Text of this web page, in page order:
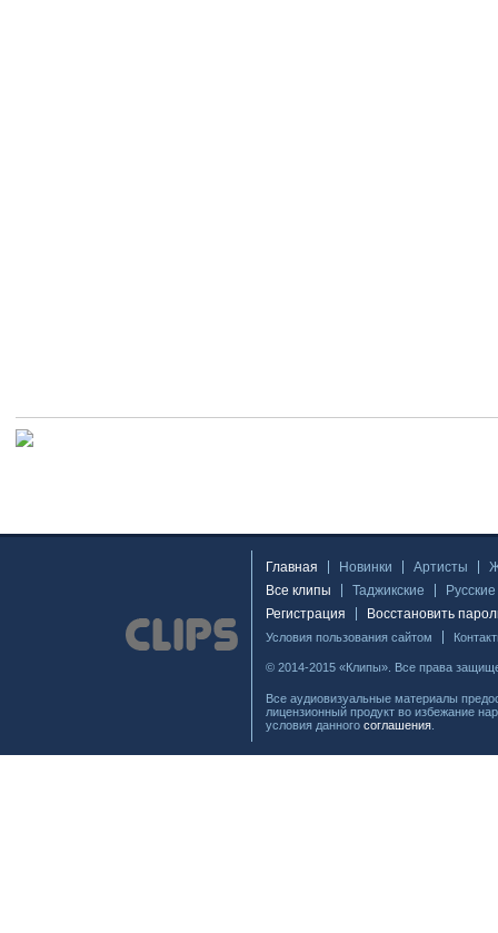
Главная Новинки Артисты
Все клипы
Таджикские
Русские
Регистрация
Восстановить
Условия пользования сайтом
© 2014-2015 «Клипы». Все права
Все аудиовизуальные материалы
лицензионный продукт во избежание
условия данного соглашения